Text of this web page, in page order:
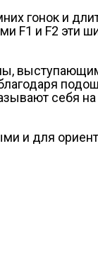
гонок и
F1 и F2 эти
себя
и для